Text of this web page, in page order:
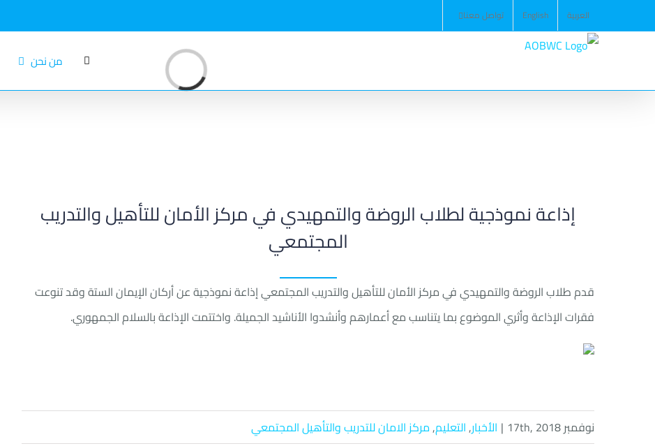
to
العربية English تواصل معنا
من نحن
L
...
إذاعة نموذجية لطلاب الروضة والتمهيدي في مركز الأمان للتأهيل والتدريب
المجتمعي
قدم طلاب الروضة والتمهيدي في مركز الأمان للتأهيل والتدريب المجتمعي إذاعة نموذجية عن أركان الإيمان الستة وقد تنوعت
فقرات الإذاعة وأثري الموضوع بما يتناسب مع أعمارهم وأنشدوا الأناشيد الجميلة. واختتمت الإذاعة بالسلام الجمهوري.
نوفمبر 17th, 2018 | الأخبار,التعليم,مركز الامان للتدريب والتأهيل المجتمعي